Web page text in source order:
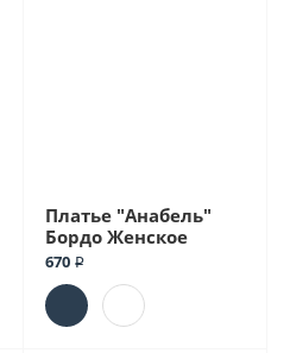
Платье "Анабель"
Бордо Женское
670 ₽